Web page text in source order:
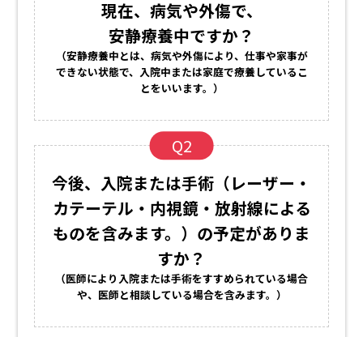
現在、病気や外傷で、
安静療養中ですか？
（安静療養中とは、病気や外傷により、仕事や家事が
できない状態で、入院中または家庭で療養しているこ
とをいいます。）
Q2
今後、入院または手術 （レーザー・
カテーテル・内視鏡・放射線による
ものを含みます。） の予定がありま
すか？
（医師により入院または手術をすすめられている場合
や、 医師と相談している場合を含みます。）